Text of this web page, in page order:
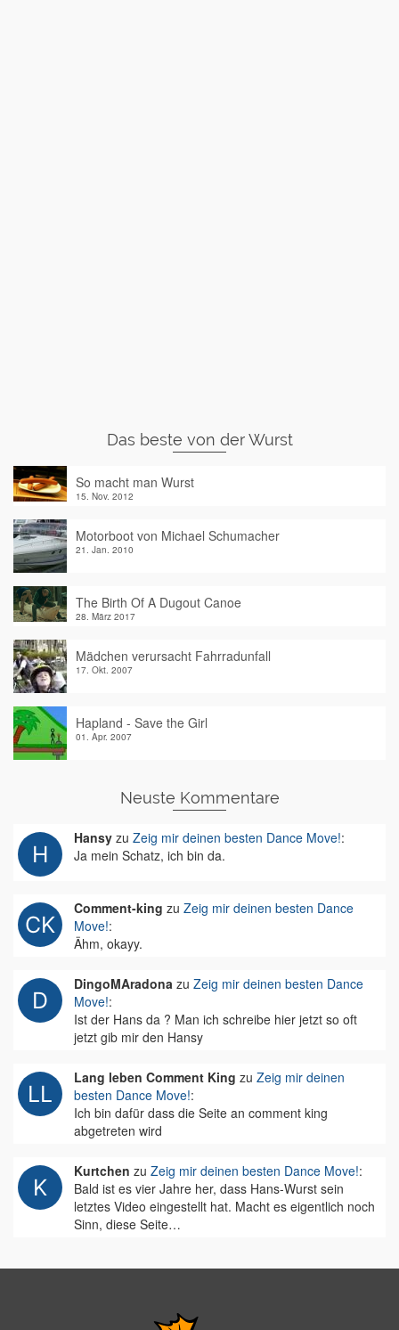
Das beste von der Wurst
So macht man Wurst
15. Nov. 2012
Motorboot von Michael Schumacher
21. Jan. 2010
The Birth Of A Dugout Canoe
28. März 2017
Mädchen verursacht Fahrradunfall
17. Okt. 2007
Hapland - Save the Girl
01. Apr. 2007
Neuste Kommentare
Hansy zu Zeig mir deinen besten Dance Move!:
Ja mein Schatz, ich bin da.
Comment-king zu Zeig mir deinen besten Dance
Move!:
Ähm, okayy.
DingoMAradona zu Zeig mir deinen besten Dance
Move!:
Ist der Hans da ? Man ich schreibe hier jetzt so oft
jetzt gib mir den Hansy
Lang leben Comment King zu Zeig mir deinen
besten Dance Move!:
Ich bin dafür dass die Seite an comment king
abgetreten wird
Kurtchen zu Zeig mir deinen besten Dance Move!:
Bald ist es vier Jahre her, dass Hans-Wurst sein
letztes Video eingestellt hat. Macht es eigentlich noch
Sinn, diese Seite…